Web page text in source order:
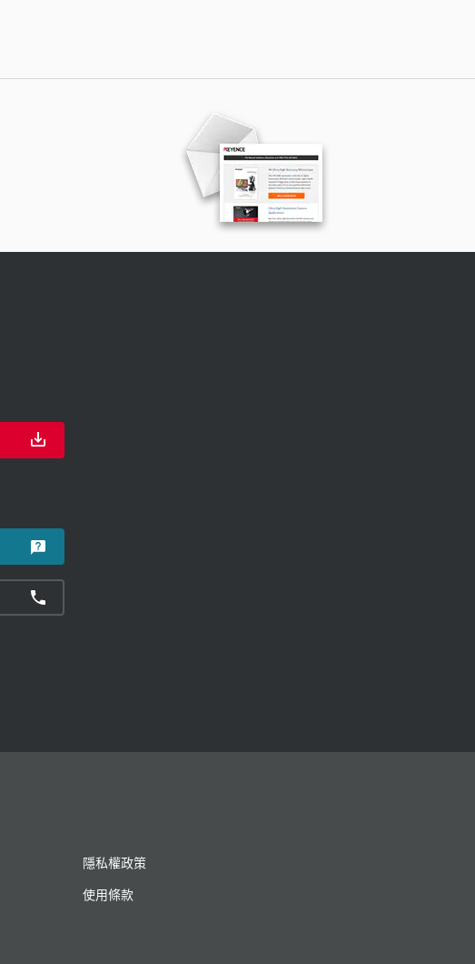
隱私權政策
使用條款